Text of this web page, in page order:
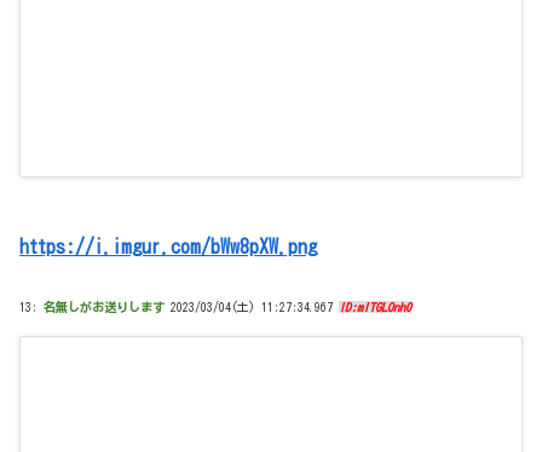
https://i.imgur.com/bWw8pXW.png
13: 名無しがお送りします 2023/03/04(土) 11:27:34.967 ID:mITGLOnh0